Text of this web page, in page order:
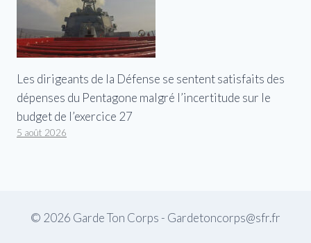
Les dirigeants de la Défense se sentent satisfaits des
dépenses du Pentagone malgré l’incertitude sur le
budget de l’exercice 27
5 août 2026
© 2026 Garde Ton Corps - Gardetoncorps@sfr.fr